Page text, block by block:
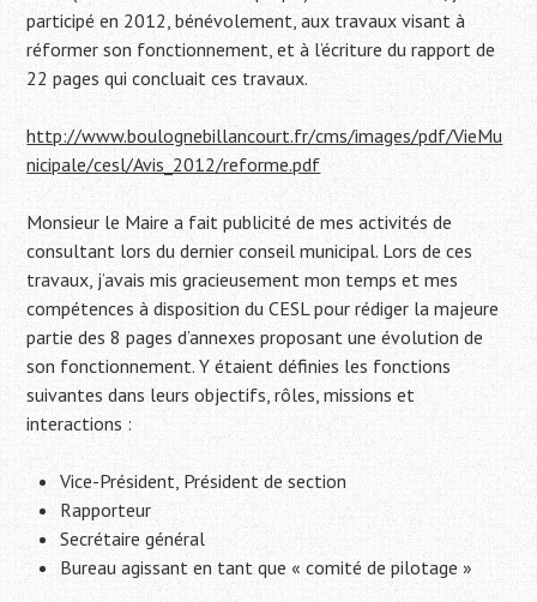
participé en 2012, bénévolement, aux travaux visant à
réformer son fonctionnement, et à l’écriture du rapport de
22 pages qui concluait ces travaux.
http://www.boulognebillancourt.fr/cms/images/pdf/VieMu
nicipale/cesl/Avis_2012/reforme.pdf
Monsieur le Maire a fait publicité de mes activités de
consultant lors du dernier conseil municipal. Lors de ces
travaux, j’avais mis gracieusement mon temps et mes
compétences à disposition du CESL pour rédiger la majeure
partie des 8 pages d’annexes proposant une évolution de
son fonctionnement. Y étaient définies les fonctions
suivantes dans leurs objectifs, rôles, missions et
interactions :
Vice-Président, Président de section
Rapporteur
Secrétaire général
Bureau agissant en tant que « comité de pilotage »